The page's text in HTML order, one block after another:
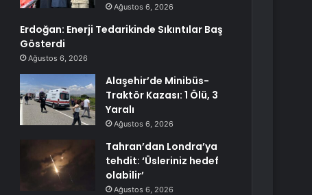
Ağustos 6, 2026
Erdoğan: Enerji Tedarikinde Sıkıntılar Baş
Gösterdi
Ağustos 6, 2026
Alaşehir’de Minibüs-
Traktör Kazası: 1 Ölü, 3
Yaralı
Ağustos 6, 2026
Tahran’dan Londra’ya
tehdit: ‘Üsleriniz hedef
olabilir’
Ağustos 6, 2026